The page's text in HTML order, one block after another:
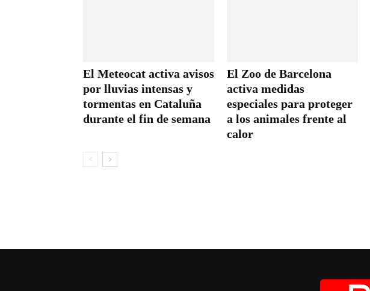
El Meteocat activa avisos
por lluvias intensas y
tormentas en Cataluña
durante el fin de semana
El Zoo de Barcelona
activa medidas
especiales para proteger
a los animales frente al
calor